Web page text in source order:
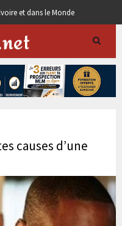
et dans le Monde
causes d’une